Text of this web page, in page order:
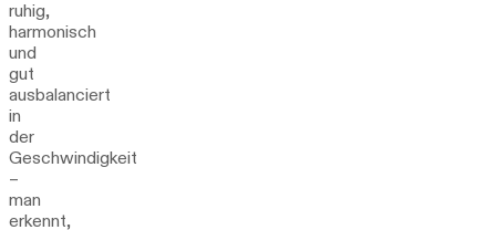
ruhig,
harmonisch
und
gut
ausbalanciert
in
der
Geschwindigkeit
–
man
erkennt,